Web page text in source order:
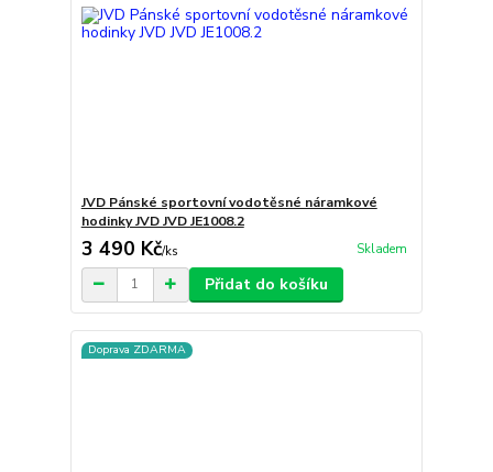
JVD Pánské sportovní vodotěsné náramkové
hodinky JVD JVD JE1008.2
3 490 Kč/ks Skladem
Přidat do košíku
Doprava ZDARMA